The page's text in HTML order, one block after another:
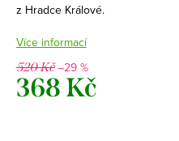
z Hradce Králové.
Více informací
520 Kč–29 %
368 Kč